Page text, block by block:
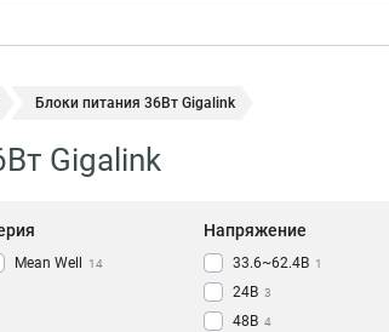
Блоки питания 36Вт Gigalink
Gigalink
Mean Well 14
Напряжение
33.6~62.4В 1
24B 3
48B 4